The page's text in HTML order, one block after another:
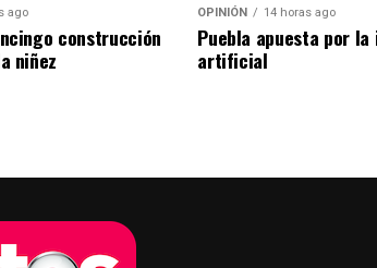
ago
construcción
niñez
OPINIÓN 14 horas ago
Puebla apuesta por
artificial